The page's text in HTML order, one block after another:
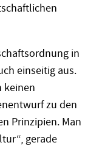
in
einseitig aus.
keinen
zu den
Prinzipien. Man
gerade